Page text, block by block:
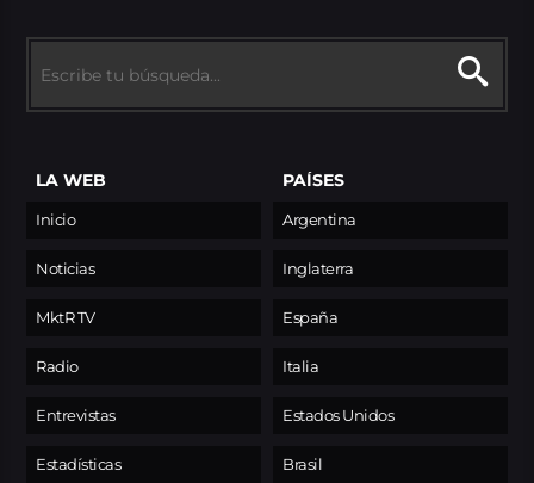
LA WEB
Inicio
Noticias
MktR TV
Radio
Entrevistas
Estadísticas
PAÍSES
Argentina
Inglaterra
España
Italia
Estados Unidos
Brasil